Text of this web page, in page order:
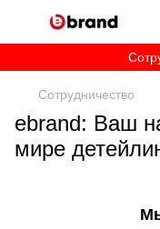
Сотрудничество
ebrand: Ваш
мире